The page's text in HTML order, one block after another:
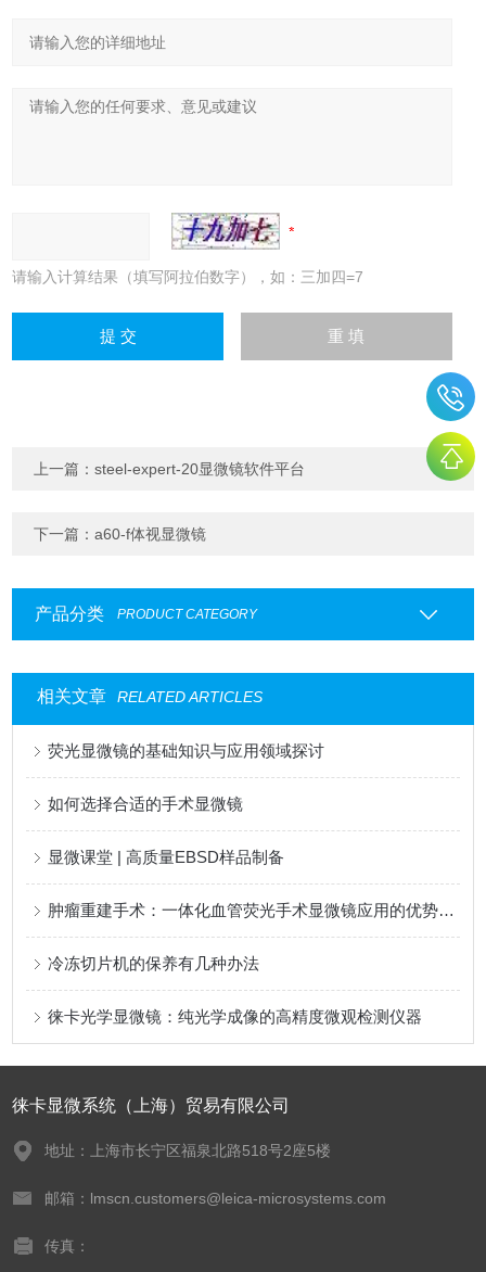
请输入计算结果（填写阿拉伯数字），如：三加四=7
上一篇：steel-expert-20显微镜软件平台
下一篇：a60-f体视显微镜
产品分类 PRODUCT CATEGORY
相关文章 RELATED ARTICLES
荧光显微镜的基础知识与应用领域探讨
如何选择合适的手术显微镜
显微课堂 | 高质量EBSD样品制备
肿瘤重建手术：一体化血管荧光手术显微镜应用的优势和受益
冷冻切片机的保养有几种办法
徕卡光学显微镜：纯光学成像的高精度微观检测仪器
徕卡显微系统（上海）贸易有限公司
地址：上海市长宁区福泉北路518号2座5楼
邮箱：lmscn.customers@leica-microsystems.com
传真：